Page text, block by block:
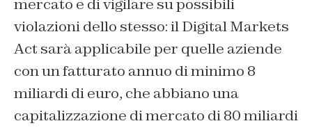
mercato e di vigilare su possibili
violazioni dello stesso: il Digital Markets
Act sarà applicabile per quelle aziende
con un fatturato annuo di minimo 8
miliardi di euro, che abbiano una
capitalizzazione di mercato di 80 miliardi